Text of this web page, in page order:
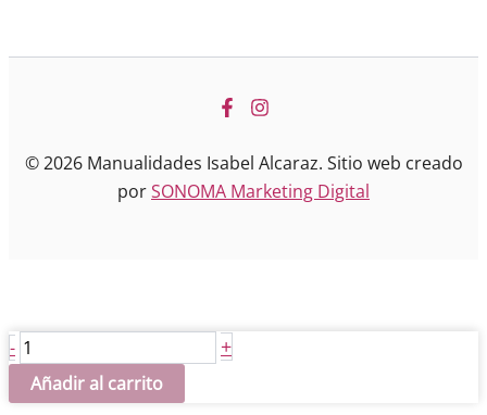
© 2026 Manualidades Isabel Alcaraz. Sitio web creado
porSONOMA Marketing Digital
- Burt
Cupido
cantidad
+
Añadir al carrito